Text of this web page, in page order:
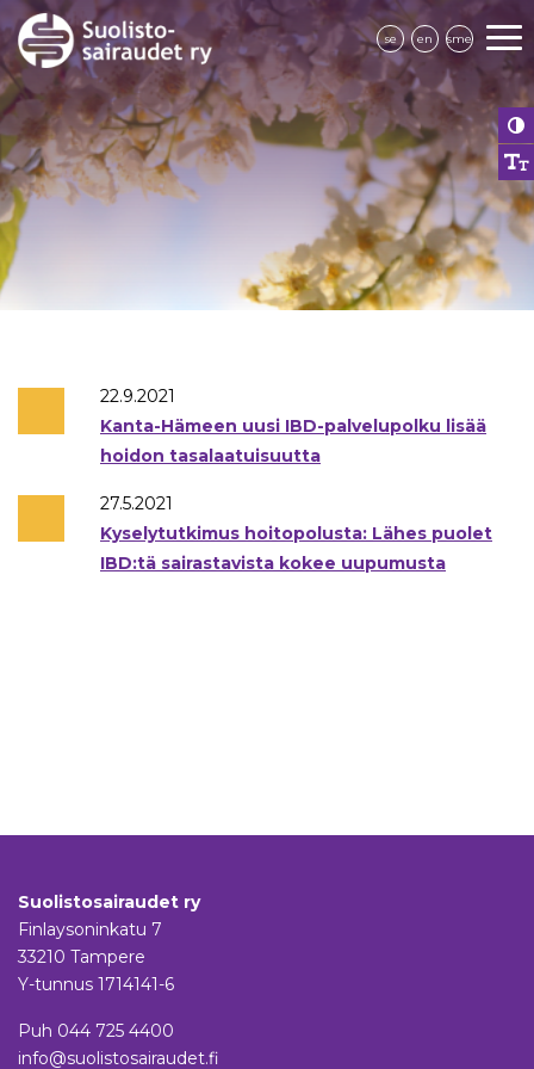
se en sme
22.9.2021
Kanta-Hämeen uusi IBD-palvelupolku lisää
hoidon tasalaatuisuutta
27.5.2021
Kyselytutkimus hoitopolusta: Lähes puolet
IBD:tä sairastavista kokee uupumusta
Suolistosairaudet ry
Finlaysoninkatu 7
33210 Tampere
Y-tunnus 1714141-6
Puh 044 725 4400
info@suolistosairaudet.fi